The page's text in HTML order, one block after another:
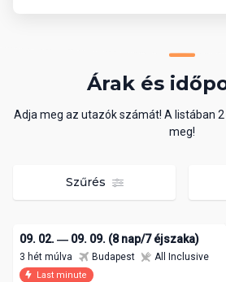
Árak és
Adja meg az utazók számát! A listában
meg!
Szűrés
09. 02. ― 09. 09. (8 nap/7 éjszaka)
3 hét múlva Budapest All Inclusive
Last minute